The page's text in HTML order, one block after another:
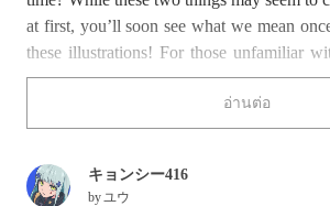
at first, you’ll soon see what we mean
these illustrations! For those unfamiliar
are essentially reanimated corpses that
“Chinese hopping vampires.” These
alive at night to suck the life out of living
jiāngshī in today’s feature!
อ่านต่อ
キョンシー416
byユウ